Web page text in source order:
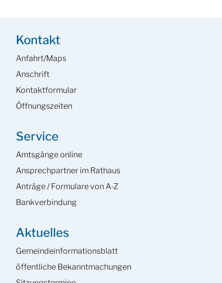
Kontakt
Anfahrt/Maps
Anschrift
Kontaktformular
Öffnungszeiten
Service
Amtsgänge online
Ansprech­partner im Rathaus
Anträge / Formulare von A-Z
Bankverbindung
Aktuelles
Gemeinde­informations­blatt
öffentliche Bekanntmachungen